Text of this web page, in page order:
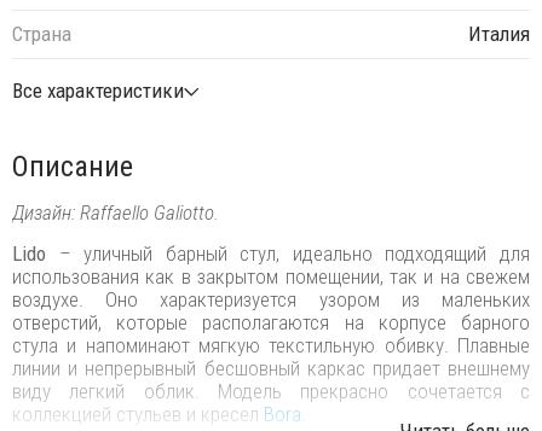
Страна
Италия
Все характеристики
Описание
Дизайн: Raffaello Galiotto.
Lido – уличный барный стул, идеально подходящий для
использования как в закрытом помещении, так и на свежем
воздухе. Оно характеризуется узором из маленьких
отверстий, которые располагаются на корпусе барного
стула и напоминают мягкую текстильную обивку. Плавные
линии и непрерывный бесшовный каркас придает внешнему
виду легкий облик.
Модель прекрасно сочетается с
коллекцией стульев и кресел Bora